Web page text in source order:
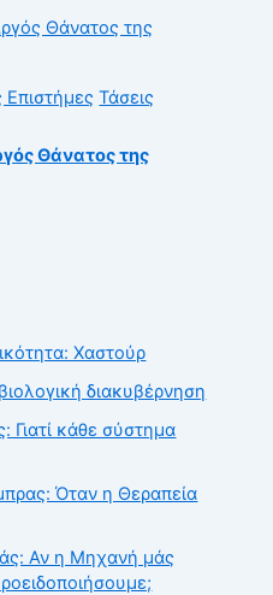
Επιστήμες Τάσεις
Θάνατος της
Χαστούρ
διακυβέρνηση
Γιατί κάθε σύστημα
Όταν η Θεραπεία
Αν η Μηχανή μάς